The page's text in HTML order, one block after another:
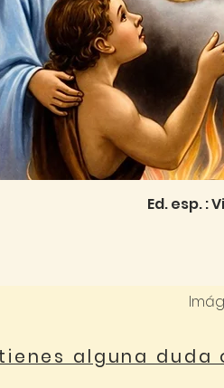
Ed. esp. :
alguna